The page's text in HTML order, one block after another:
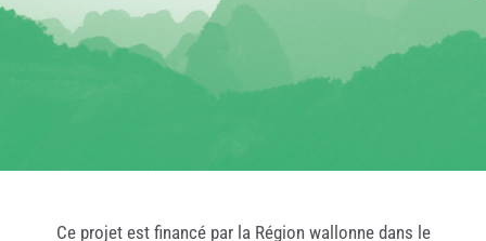
Ce projet est financé par la Région wallonne dans le